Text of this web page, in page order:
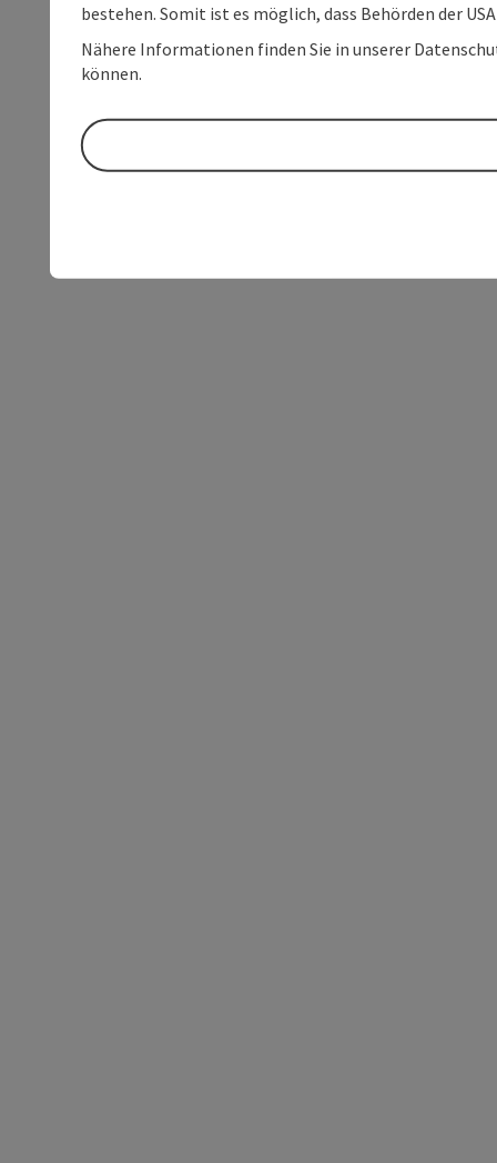
bestehen. Somit ist es möglich, dass Behörden der
Nähere Informationen finden Sie in unserer
können.